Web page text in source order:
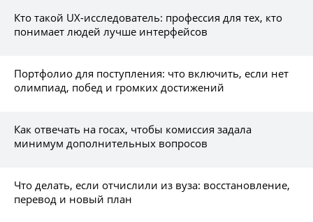
Кто такой UX-исследователь: профессия для тех, кто
понимает людей лучше интерфейсов
Портфолио для поступления: что включить, если нет
олимпиад, побед и громких достижений
Как отвечать на госах, чтобы комиссия задала
минимум дополнительных вопросов
Что делать, если отчислили из вуза: восстановление,
перевод и новый план